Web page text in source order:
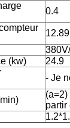
0.4
12.89
(kw)
24.9
- Je
partir